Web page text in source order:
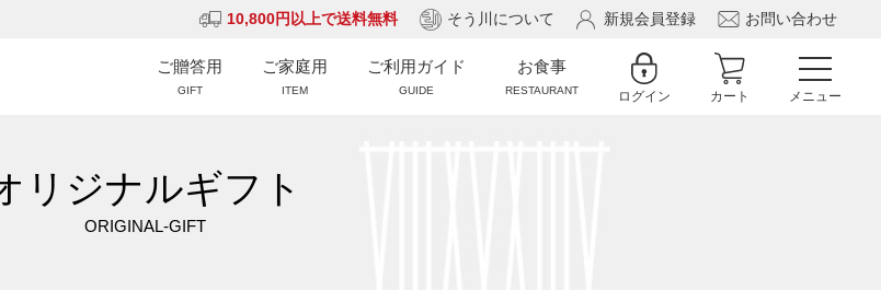
10,800円以上で送料無料 そう川について 新規会員登録 お問い合わせ
ご贈答用
GIFT
ご家庭用
ITEM
ご利用ガイド
GUIDE
お食事
RESTAURANT ログイン カート メニュー
リジナルギフト
ORIGINAL-GIFT